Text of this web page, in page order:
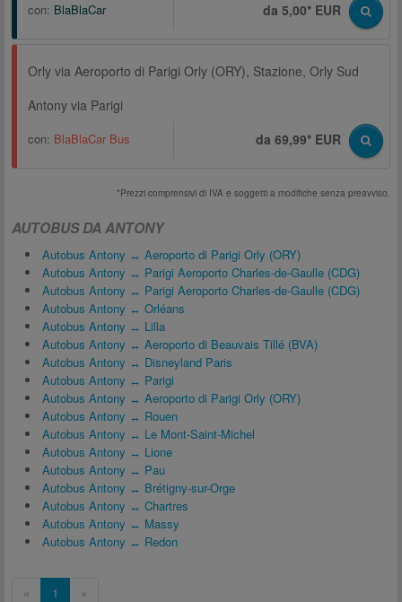
con: BlaBlaCar da 5,00* EUR
Orly via Aeroporto di Parigi Orly (ORY), Stazione, Orly Sud
Antony via Parigi
con: BlaBlaCar Bus da 69,99* EUR
*Prezzi comprensivi di IVA e soggetti a modifiche senza preavviso.
AUTOBUS DA ANTONY
Autobus Antony ↔ Aeroporto di Parigi Orly (ORY)
Autobus Antony ↔ Parigi Aeroporto Charles-de-Gaulle (CDG)
Autobus Antony ↔ Parigi Aeroporto Charles-de-Gaulle (CDG)
Autobus Antony ↔ Orléans
Autobus Antony ↔ Lilla
Autobus Antony ↔ Aeroporto di Beauvais Tillé (BVA)
Autobus Antony ↔ Disneyland Paris
Autobus Antony ↔ Parigi
Autobus Antony ↔ Aeroporto di Parigi Orly (ORY)
Autobus Antony ↔ Rouen
Autobus Antony ↔ Le Mont-Saint-Michel
Autobus Antony ↔ Lione
Autobus Antony ↔ Pau
Autobus Antony ↔ Brétigny-sur-Orge
Autobus Antony ↔ Chartres
Autobus Antony ↔ Massy
Autobus Antony ↔ Redon
« 1 »